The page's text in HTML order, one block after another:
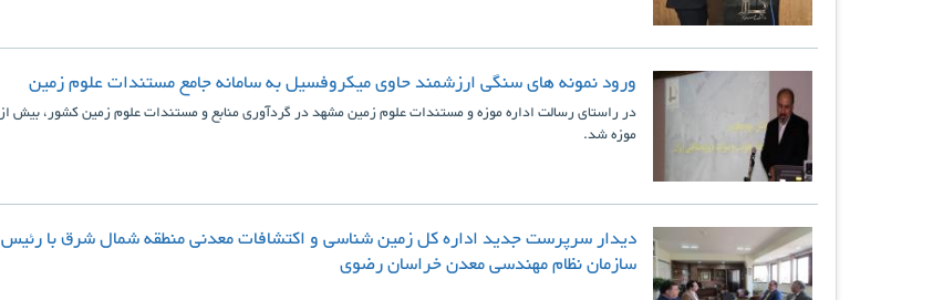
ورود نمونه های سنگی ارزشمند حاوی میکروفسیل به سامانه جامع مستندات علوم زمین
موزه شد.
دیدار سرپرست جدید اداره کل زمین شناسی و اکتشافات معدنی منطقه شمال شرق با رئیس
سازمان نظام مهندسی معدن خراسان رضوی